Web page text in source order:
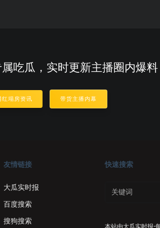
吃瓜，实时更新主播圈内爆料
红塌房资讯 带货主播内幕
友情链接
大瓜实时报
百度搜索
搜狗搜索
快速搜索
本站由大瓜实时报-